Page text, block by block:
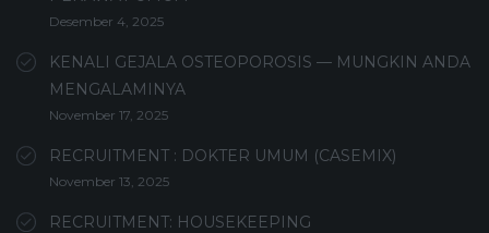
Desember 4, 2025
KENALI GEJALA OSTEOPOROSIS — MUNGKIN ANDA
MENGALAMINYA
November 17, 2025
RECRUITMENT : DOKTER UMUM (CASEMIX)
November 13, 2025
RECRUITMENT: HOUSEKEEPING